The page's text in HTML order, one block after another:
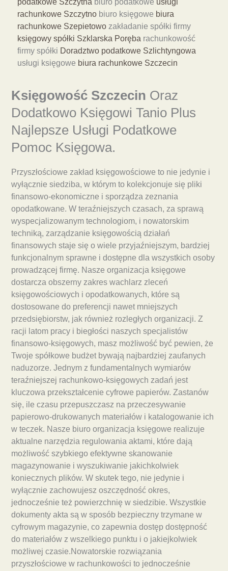
podatkowe Szczytna biuro podatkowe usługi
rachunkowe Szczytno biuro księgowe biura
rachunkowe Szepietowo zakładanie spółki firmy
księgowy spółki Szklarska Poręba rachunkowość
firmy spółki Doradztwo podatkowe Szlichtyngowa
usługi księgowe biura rachunkowe Szczecin
Księgowość Szczecin Oraz
Dodatkowo Księgowi Tanio Plus
Najlepsze Usługi Podatkowe
Pomoc Księgowa.
Przyszłościowe zakład księgowościowe to nie jedynie i
wyłącznie siedziba, w którym to kolekcjonuje się pliki
finansowo-ekonomiczne i sporządza zeznania
opodatkowane. W teraźniejszych czasach, za sprawą
wyspecjalizowanym technologiom, i nowatorskim
techniką, zarządzanie księgowością działań
finansowych staje się o wiele przyjaźniejszym, bardziej
funkcjonalnym sprawne i dostępne dla wszystkich osoby
prowadzącej firmę. Nasze organizacja księgowe
dostarcza obszerny zakres wachlarz zleceń
księgowościowych i opodatkowanych, które są
dostosowane do preferencji nawet mniejszych
przedsiębiorstw, jak również rozległych organizacji. Z
racji latom pracy i biegłości naszych specjalistów
finansowo-księgowych, masz możliwość być pewien, że
Twoje spółkowe budżet bywają najbardziej zaufanych
naduzorze. Jednym z fundamentalnych wymiarów
teraźniejszej rachunkowo-księgowych zadań jest
kluczowa przekształcenie cyfrowe papierów. Zastanów
się, ile czasu przepuszczasz na przeczesywanie
papierowo-drukowanych materiałów i katalogowanie ich
w teczek. Nasze biuro organizacja księgowe realizuje
aktualne narzędzia regulowania aktami, które dają
możliwość szybkiego efektywne skanowanie
magazynowanie i wyszukiwanie jakichkolwiek
koniecznych plików. W skutek tego, nie jedynie i
wyłącznie zachowujesz oszczędność okres,
jednocześnie też powierzchnię w siedzibie. Wszystkie
dokumenty akta są w sposób bezpieczny trzymane w
cyfrowym magazynie, co zapewnia dostęp dostępność
do materiałów z wszelkiego punktu i o jakiejkolwiek
możliwej czasie.Nowatorskie rozwiązania
przyszłościowe w rachunkowości to jednocześnie